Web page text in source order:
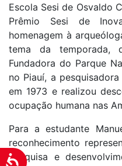
Acessibilidade
Escola Sesi de Osvaldo
Prêmio Sesi de
homenagem à
tema da temporada,
Fundadora do Parque
no Piauí, a
em 1973 e realizou
ocupação humana nas
Para a estudante
reconhecimento
pesquisa e